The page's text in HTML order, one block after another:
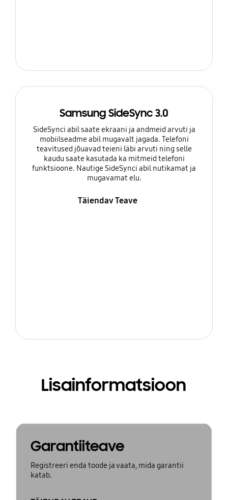
Samsung SideSync 3.0
SideSynci abil saate ekraani ja andmeid arvuti ja
mobiilseadme abil mugavalt jagada. Telefoni
teavitused jõuavad teieni läbi arvuti ning selle
kaudu saate kasutada ka mitmeid telefoni
funktsioone. Nautige SideSynci abil nutikamat ja
mugavamat elu.
Täiendav Teave
Lisainformatsioon
Garantiiteave
Registreeri enda toode ja vaata, mida garantii
katab.